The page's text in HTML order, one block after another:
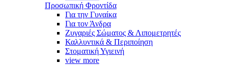
Προσωπική Φροντίδα
Για την Γυναίκα
Για τον Άνδρα
Ζυγαριές Σώματος & Λιπομετρητές
Καλλυντικά & Περιποίηση
Στοματική Υγιεινή
view more